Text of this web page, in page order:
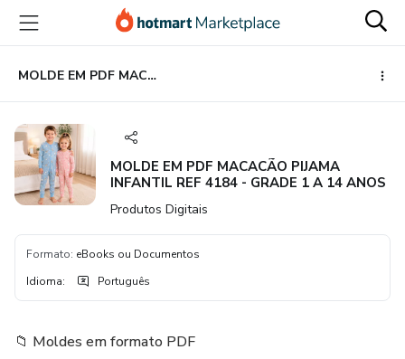
para
conteúdo
principal
para
pagamento
para
rodapé
MOLDE EM PDF MACACÃO PIJAMA INFANTIL REF 4184 - GRADE 1 A 14 ANOS
MOLDE EM PDF MACACÃO PIJAMA
INFANTIL REF 4184 - GRADE 1 A 14 ANOS
Produtos Digitais
Formato: eBooks ou Documentos
Idioma: Português
📁 Moldes em formato PDF